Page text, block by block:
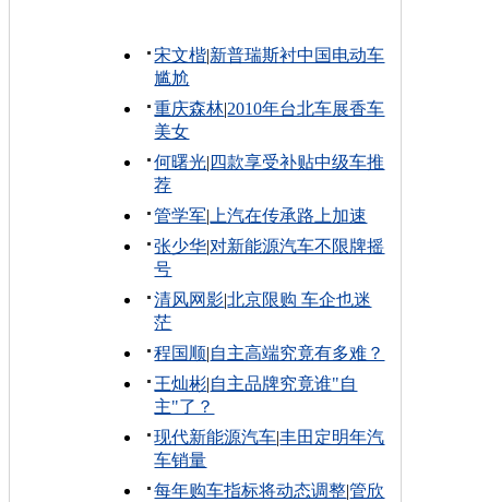
宋文楷|新普瑞斯衬中国电动车
尴尬
重庆森林|2010年台北车展香车
美女
何曙光| 四款享受补贴中级车推
荐
管学军| 上汽在传承路上加速
张少华|对新能源汽车不限牌摇
号
清风网影|北京限购 车企也迷
茫
程国顺|自主高端究竟有多难？
王灿彬|自主品牌究竟谁"自
主"了？
现代新能源汽车|丰田定明年汽
车销量
每年购车指标将动态调整|管欣